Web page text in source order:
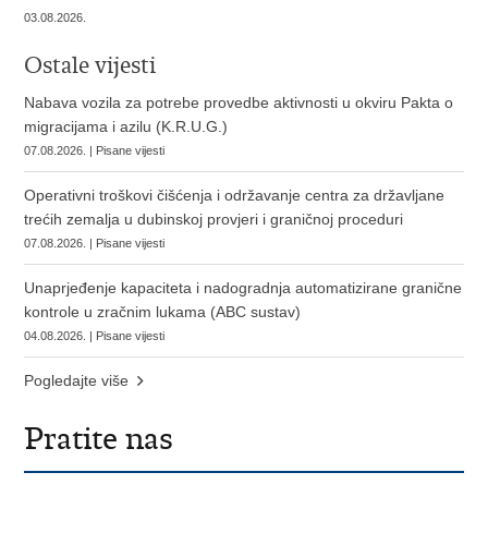
03.08.2026.
Ostale vijesti
Nabava vozila za potrebe provedbe aktivnosti u okviru Pakta o
migracijama i azilu (K.R.U.G.)
07.08.2026. | Pisane vijesti
Operativni troškovi čišćenja i održavanje centra za državljane
trećih zemalja u dubinskoj provjeri i graničnoj proceduri
07.08.2026. | Pisane vijesti
Unaprjeđenje kapaciteta i nadogradnja automatizirane granične
kontrole u zračnim lukama (ABC sustav)
04.08.2026. | Pisane vijesti
Pogledajte više
Pratite nas